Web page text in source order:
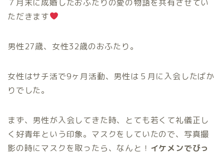
７月末に成婚したおふたりの愛の物語を共有させてい
ただきます
男性27歳、女性32歳のおふたり。
女性はサチ活で9ヶ月活動、男性は５月に入会したばか
りでした。
まず、男性が入会してきた時、とても若くて礼儀正し
く好青年という印象。マスクをしていたので、写真撮
影の時にマスクを取ったら、なんと！ イケメンでびっ